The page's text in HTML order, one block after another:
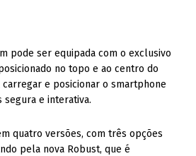
pode ser equipada com o exclusivo
no topo e ao centro do
e posicionar o smartphone
segura e interativa.
quatro versões, com três opções
pela nova Robust, que é